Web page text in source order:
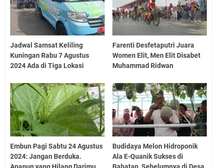
Jadwal Samsat Keliling
Kuningan Rabu 7 Agustus
2024 Ada di Tiga Lokasi
Farenti Desfetaputri Juara
Women Elit, Men Elit Disabet
Muhammad Ridwan
Embun Pagi Sabtu 24 Agustus
2024: Jangan Berduka.
Budidaya Melon Hidroponik
Ala E-Quanik Sukses di